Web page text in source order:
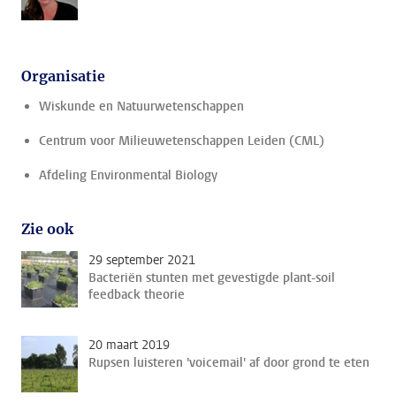
Organisatie
Wiskunde en Natuurwetenschappen
Centrum voor Milieuwetenschappen Leiden (CML)
Afdeling Environmental Biology
Zie ook
29 september 2021
Bacteriën stunten met gevestigde plant-soil
feedback theorie
20 maart 2019
Rupsen luisteren 'voicemail' af door grond te eten